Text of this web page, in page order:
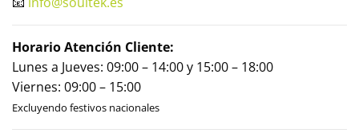
Horario Atención Cliente:
Lunes a Jueves: 09:00 – 14:00 y 15:00 – 18:00
Viernes: 09:00 – 15:00
Excluyendo festivos nacionales